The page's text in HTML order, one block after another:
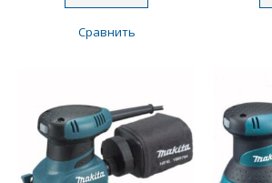
Сравнить